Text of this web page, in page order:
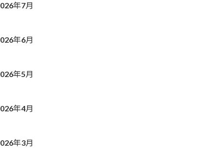
年7月
年6月
年5月
年4月
年3月